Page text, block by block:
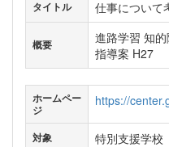
タイトル 仕事について
概要
進路学習 知
指導案 H27
ホームペー
ジ
https://
対象 特別支援学校